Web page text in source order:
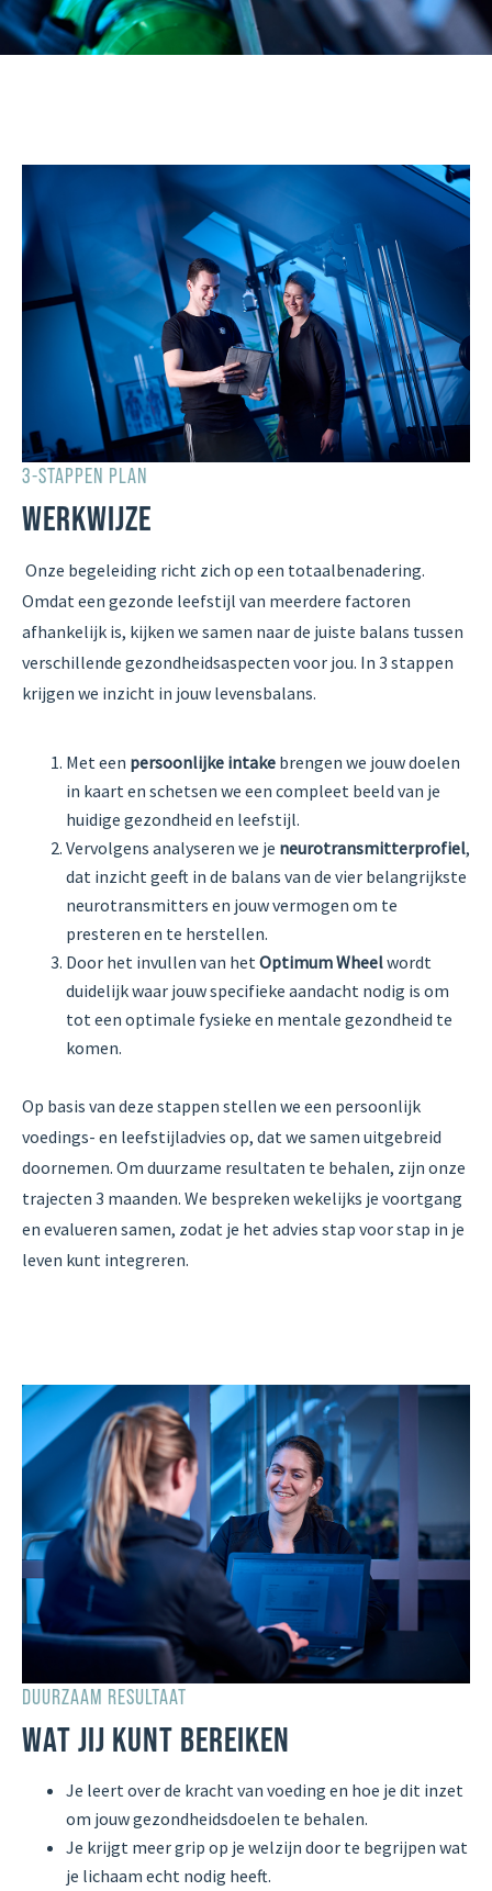
3-STAPPEN PLAN
WERKWIJZE
Onze begeleiding richt zich op een totaalbenadering.
Omdat een gezonde leefstijl van meerdere factoren
afhankelijk is, kijken we samen naar de juiste balans tussen
verschillende gezondheidsaspecten voor jou. In 3 stappen
krijgen we inzicht in jouw levensbalans.
Met een persoonlijke intake brengen we jouw doelen
in kaart en schetsen we een compleet beeld van je
huidige gezondheid en leefstijl.
Vervolgens analyseren we je neurotransmitterprofiel,
dat inzicht geeft in de balans van de vier belangrijkste
neurotransmitters en jouw vermogen om te
presteren en te herstellen.
Door het invullen van hetOptimum Wheelwordt
duidelijk waar jouw specifieke aandacht nodig is om
tot een optimale fysieke en mentale gezondheid te
komen.
Op basis van deze stappen stellen we een persoonlijk
voedings- en leefstijladvies op, dat we samen uitgebreid
doornemen. Om duurzame resultaten te behalen, zijn onze
trajecten 3 maanden. We bespreken wekelijks je voortgang
en evalueren samen, zodat je het advies stap voor stap in je
leven kunt integreren.
DUURZAAM RESULTAAT
WAT JIJ KUNT BEREIKEN
Je leert over de kracht van voeding en hoe je dit inzet
om jouw gezondheidsdoelen te behalen.
Je krijgt meer grip op je welzijn door te begrijpen wat
je lichaam echt nodig heeft.